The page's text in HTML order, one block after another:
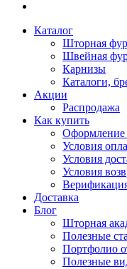
Каталог
Шторная
Швейная
Карнизы
Каталоги,
Акции
Распродажа
Как купить
Оформление
Условия
Условия
Условия
Доставка
Блог
Шторная
Полезные
Портфолио
Полезные